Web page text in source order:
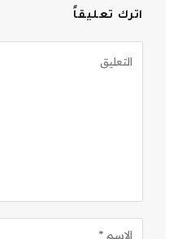
اترك تعليقاً